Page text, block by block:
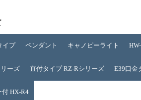
イプ ペンダント キャノピーライト
ーズ 直付タイプ RZ-Rシリーズ E39口金
付 HX-R4